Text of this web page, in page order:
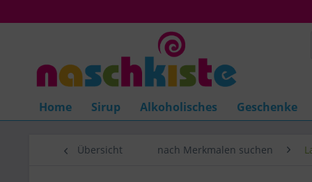
Home Sirup Alkoholisches Geschenke
Übersicht nach Merkmalen suchen